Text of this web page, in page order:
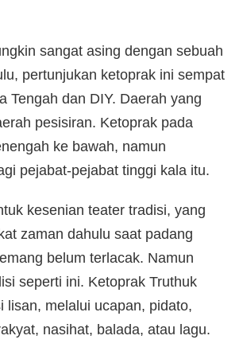
sangat asing dengan sebuah
pertunjukan ketoprak ini sempat
Tengah dan DIY. Daerah yang
pesisiran. Ketoprak pada
ke bawah, namun
pejabat-pejabat tinggi kala itu.
kesenian teater tradisi, yang
zaman dahulu saat padang
belum terlacak. Namun
seperti ini. Ketoprak Truthuk
lisan, melalui ucapan, pidato,
nasihat, balada, atau lagu.